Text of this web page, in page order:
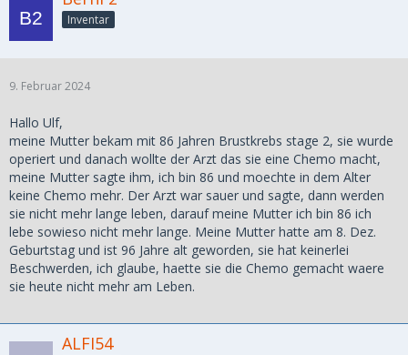
Inventar
9. Februar 2024
Hallo Ulf,
meine Mutter bekam mit 86 Jahren Brustkrebs stage 2, sie wurde
operiert und danach wollte der Arzt das sie eine Chemo macht,
meine Mutter sagte ihm, ich bin 86 und moechte in dem Alter
keine Chemo mehr. Der Arzt war sauer und sagte, dann werden
sie nicht mehr lange leben, darauf meine Mutter ich bin 86 ich
lebe sowieso nicht mehr lange. Meine Mutter hatte am 8. Dez.
Geburtstag und ist 96 Jahre alt geworden, sie hat keinerlei
Beschwerden, ich glaube, haette sie die Chemo gemacht waere
sie heute nicht mehr am Leben.
ALFI54